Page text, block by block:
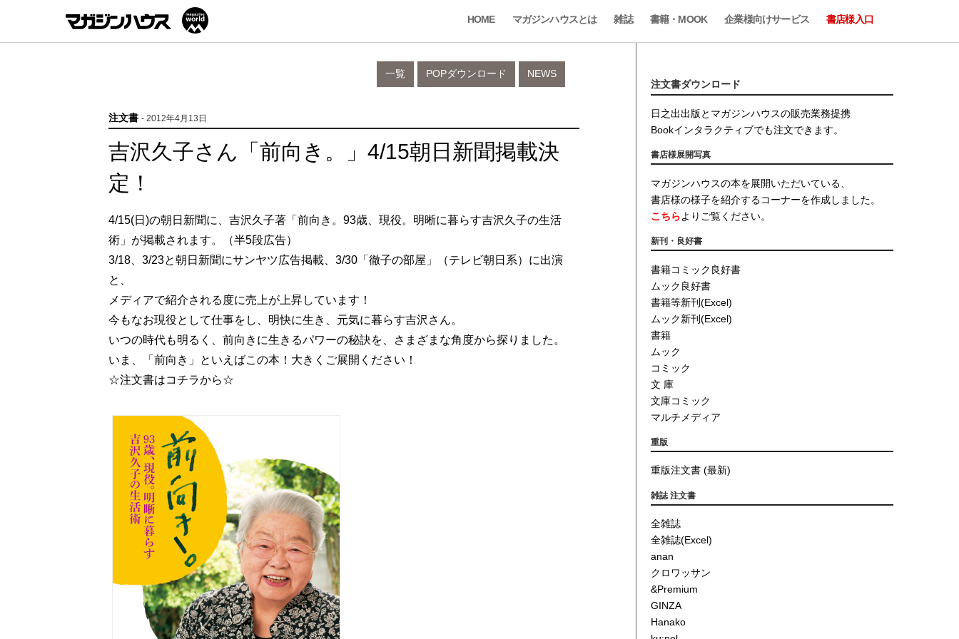
HOME マガジンハウスとは 雑誌 書籍・MOOK 企業様向けサービス 書店様入口
NEWS
POPダウンロード
一覧
注文書 - 2012年4月13日
吉沢久子さん「前向き。」4/15朝日新聞掲載決
定！
4/15(日)の朝日新聞に、吉沢久子著「前向き。93歳、現役。明晰に暮らす吉沢久子の生活
術」が掲載されます。（半5段広告）
3/18、3/23と朝日新聞にサンヤツ広告掲載、3/30「徹子の部屋」（テレビ朝日系）に出演
と、
メディアで紹介される度に売上が上昇しています！
今もなお現役として仕事をし、明快に生き、元気に暮らす吉沢さん。
いつの時代も明るく、前向きに生きるパワーの秘訣を、さまざまな角度から探りました。
いま、「前向き」といえばこの本！大きくご展開ください！
☆注文書はコチラから☆
注文書ダウンロード
日之出出版とマガジンハウスの販売業務提携
Bookインタラクティブでも注文できます。
書店様展開写真
マガジンハウスの本を展開いただいている、
書店様の様子を紹介するコーナーを作成しました。
こちらよりご覧ください。
新刊・良好書
書籍コミック良好書
ムック良好書
書籍等新刊(Excel)
ムック新刊(Excel)
書籍
ムック
コミック
文 庫
文庫コミック
マルチメディア
重版
重版注文書 (最新)
雑誌 注文書
全雑誌
全雑誌(Excel)
anan
クロワッサン
&Premium
GINZA
Hanako